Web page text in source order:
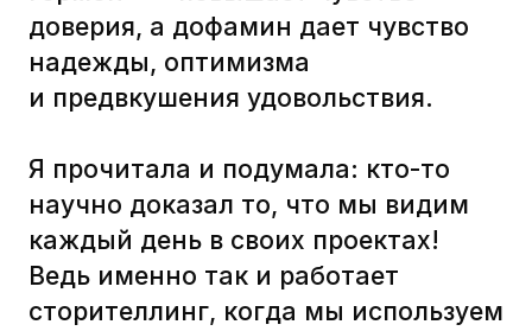
обсуждают повороты сюжета
и используют шутки персонажей :)
В лонгрид-курсе для VK тоже
и его команда. Они общаются
в чатах и на созвонах, планируют
общие спринты, сталкиваются
с проблемами в коммуникации,
учатся решать конфликты. Антон
делает любопытные заметки. У